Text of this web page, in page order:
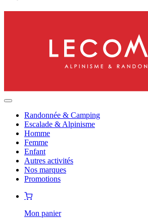
Randonnée & Camping
Escalade & Alpinisme
Homme
Femme
Enfant
Autres activités
Nos marques
Promotions
Mon panier